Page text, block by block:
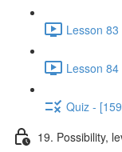
Lesson
Lesson
Quiz -
19. Possibility,